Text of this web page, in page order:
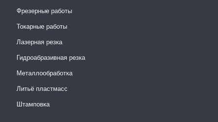
Фрезерные работы
Токарные работы
Лазерная резка
Гидроабразивная резка
Металлообработка
Литьё пластмасс
Штамповка